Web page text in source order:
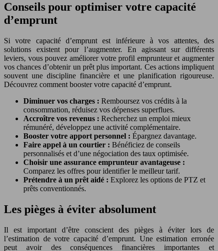
Conseils pour optimiser votre capacité
d’emprunt
Si votre capacité d’emprunt est inférieure à vos attentes, des
solutions existent pour l’augmenter. En agissant sur différents
leviers, vous pouvez améliorer votre profil emprunteur et augmenter
vos chances d’obtenir un prêt plus important. Ces actions impliquent
souvent une discipline financière et une planification rigoureuse.
Découvrez comment booster votre capacité d’emprunt.
Diminuer vos charges : Remboursez vos crédits à la
consommation, réduisez vos dépenses superflues.
Accroître vos revenus : Recherchez un emploi mieux
rémunéré, développez une activité complémentaire.
Booster votre apport personnel : Épargnez davantage.
Faire appel à un courtier : Bénéficiez de conseils
personnalisés et d’une négociation des taux optimisée.
Choisir une assurance emprunteur avantageuse :
Comparez les offres pour identifier le meilleur tarif.
Prétendre à un prêt aidé : Explorez les options de PTZ et
prêts conventionnés.
Les pièges à éviter absolument
Il est important d’être conscient des pièges à éviter lors de
l’estimation de votre capacité d’emprunt. Une estimation erronée
peut avoir des conséquences financières importantes et